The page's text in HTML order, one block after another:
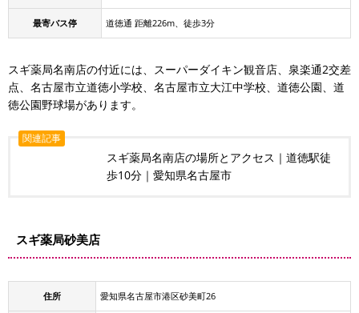
最寄バス停 道徳通 距離226m、徒歩3分
スギ薬局名南店の付近には、スーパーダイキン観音店、泉楽通2交差
点、名古屋市立道徳小学校、名古屋市立大江中学校、道徳公園、道
徳公園野球場があります。
関連記事
スギ薬局名南店の場所とアクセス｜道徳駅徒
歩10分｜愛知県名古屋市
スギ薬局砂美店
住所 愛知県名古屋市港区砂美町26